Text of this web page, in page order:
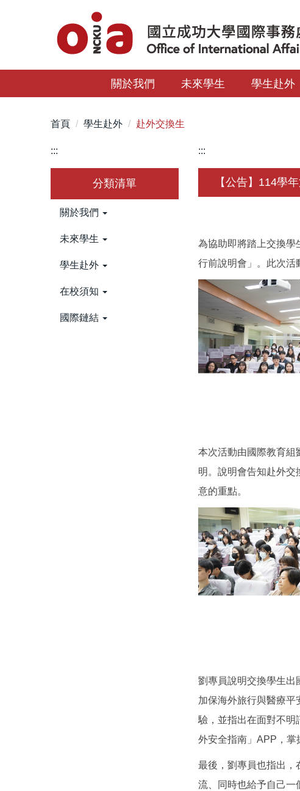
內
區
關於我們 未來學生 學生赴外
首頁 學生赴外 赴外交換生
:::
分類清單
關於我們
未來學生
學生赴外
在校須知
國際鏈結
:::
【公告】114學
為協助即將踏上交換學
行前說明會」。此次活
本次活動由國際教育組
明。說明會告知赴外
意的重點。
劉專員說明交換學生出
加保海外旅行與醫療
驗，並指出在面對不明
外安全指南」APP，掌
最後，劉專員也指出，
流、同時也給予自己一